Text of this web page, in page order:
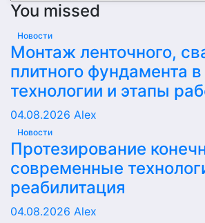
You missed
Новости
Монтаж ленточного,
плитного фундамента
технологии и этапы
04.08.2026 Alex
Новости
Протезирование
современные
реабилитация
04.08.2026 Alex